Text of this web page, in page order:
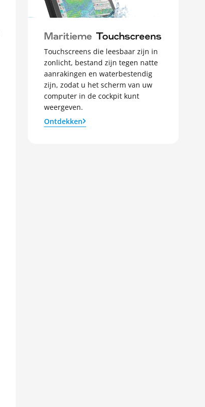
Maritieme Touchscreens
Touchscreens die leesbaar zijn in
zonlicht, bestand zijn tegen natte
aanrakingen en waterbestendig
zijn, zodat u het scherm van uw
computer in de cockpit kunt
weergeven.
Ontdekken